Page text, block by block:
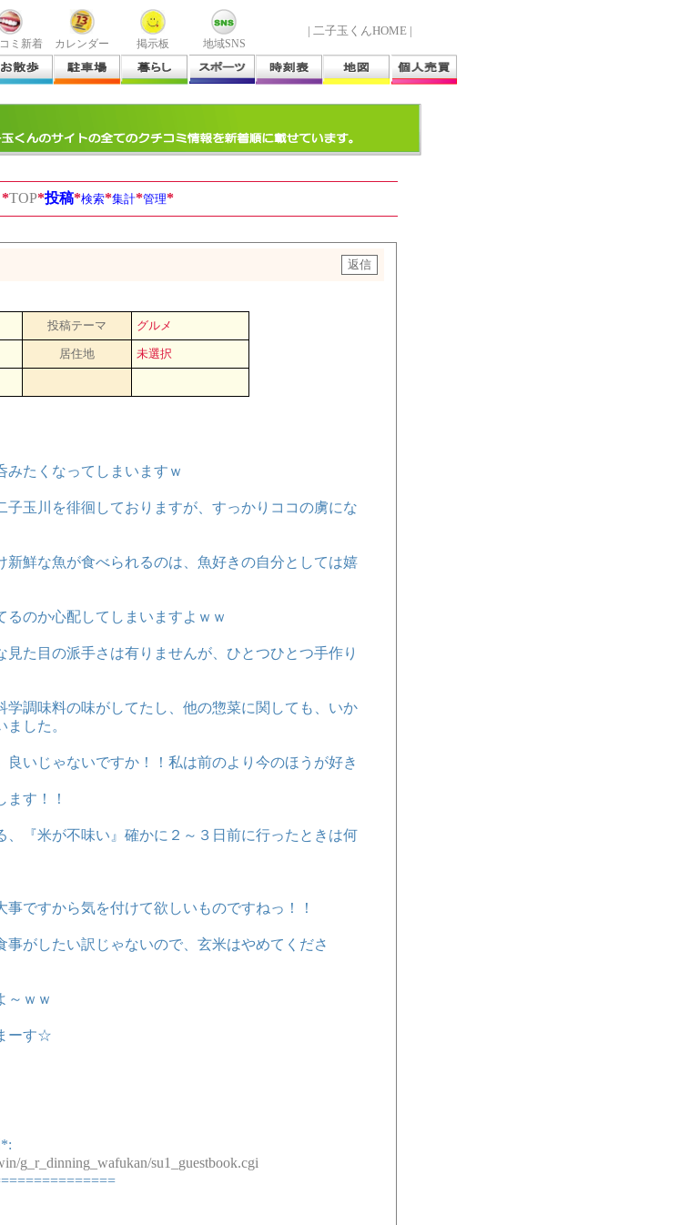
ミ新着 カレンダー 掲示板 地域SNS
| 二子玉くんHOME |
*TOP*投稿*検索*集計*管理*
投稿テーマ グルメ
居住地 未選択
みたくなってしまいますｗ
子玉川を徘徊しておりますが、すっかりココの虜にな
新鮮な魚が食べられるのは、魚好きの自分としては嬉
るのか心配してしまいますよｗｗ
た目の派手さは有りませんが、ひとつひとつ手作り
学調味料の味がしてたし、他の惣菜に関しても、いか
した。
良いじゃないですか！！私は前のより今のほうが好き
ます！！
、『米が不味い』確かに２～３日前に行ったときは何
ですから気を付けて欲しいものですねっ！！
事がしたい訳じゃないので、玄米はやめてくださ
～ｗｗ
ーす☆
g_r_dinning_wafukan/su1_guestbook.cgi